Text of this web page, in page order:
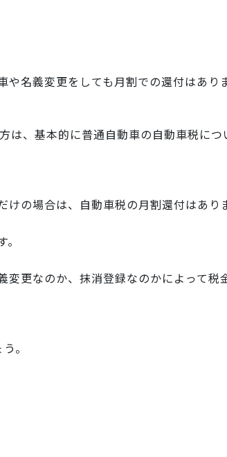
名義変更をしても月割での還付はあり
、基本的に普通自動車の自動車税に
の場合は、自動車税の月割還付はあり
更なのか、抹消登録なのかによって
。